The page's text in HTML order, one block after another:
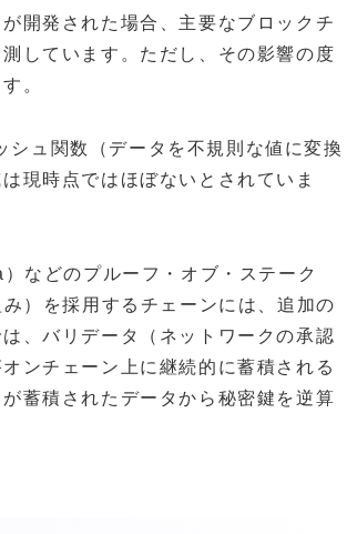
開発された場合、主要なブロックチ
しています。ただし、その影響の度
。
ュ関数（データを不規則な値に変換
現時点ではほぼないとされていま
などのプルーフ・オブ・ステーク
）を採用するチェーンには、追加の
、バリデータ（ネットワークの承認
ンチェーン上に継続的に蓄積される
蓄積されたデータから秘密鍵を逆算